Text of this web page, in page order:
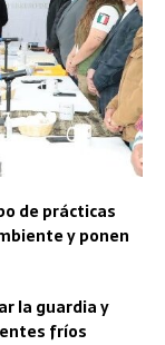
de prácticas
y ponen
la guardia y
fríos